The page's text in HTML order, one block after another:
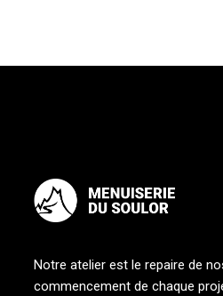
Notre atelier est le repaire de
commencement de chaque